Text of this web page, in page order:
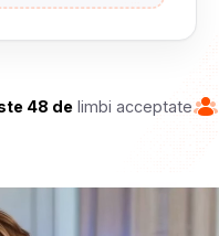
48 delimbi acceptate